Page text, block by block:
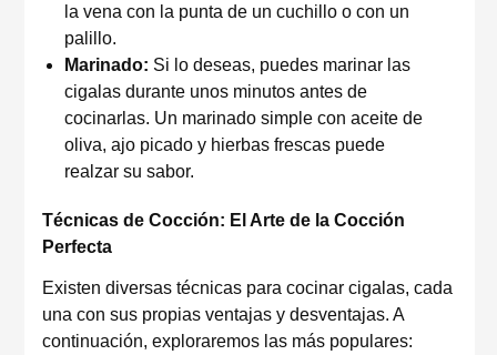
la vena con la punta de un cuchillo o con un
palillo.
Marinado: Si lo deseas, puedes marinar las
cigalas durante unos minutos antes de
cocinarlas. Un marinado simple con aceite de
oliva, ajo picado y hierbas frescas puede
realzar su sabor.
Técnicas de Cocción: El Arte de la Cocción
Perfecta
Existen diversas técnicas para cocinar cigalas, cada
una con sus propias ventajas y desventajas. A
continuación, exploraremos las más populares: